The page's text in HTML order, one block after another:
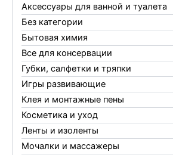
Аксессуары для ванной и туалета
Без категории
Бытовая химия
Все для консервации
Губки, салфетки и тряпки
Игры развивающие
Клея и монтажные пены
Косметика и уход
Ленты и изоленты
Мочалки и массажеры